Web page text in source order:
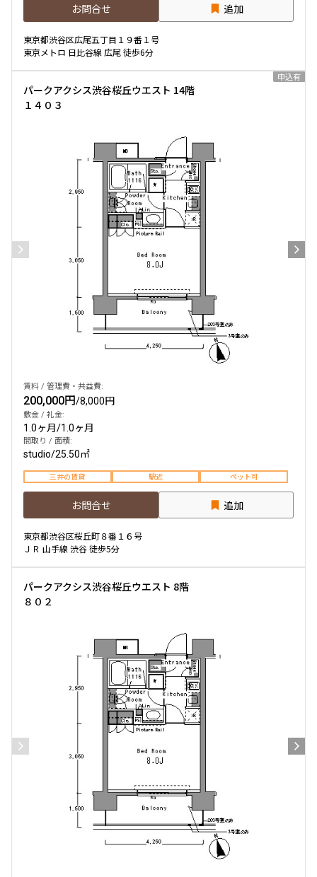
お問合せ 追加
東京都渋谷区広尾五丁目１９番１号
東京メトロ 日比谷線 広尾 徒歩6分
パークアクシス渋谷桜丘ウエスト 14階
１４０３
申込有
賃料 / 管理費・共益費:
200,000円/8,000円
敷金 / 礼金:
1.0ヶ月/1.0ヶ月
間取り / 面積:
studio/25.50㎡
三井の賃貸 駅近 ペット可
お問合せ 追加
東京都渋谷区桜丘町８番１６号
ＪＲ 山手線 渋谷 徒歩5分
パークアクシス渋谷桜丘ウエスト 8階
８０２